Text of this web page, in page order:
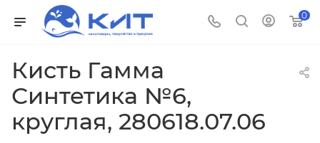
0
Кисть Гамма
Синтетика №6,
круглая, 280618.07.06